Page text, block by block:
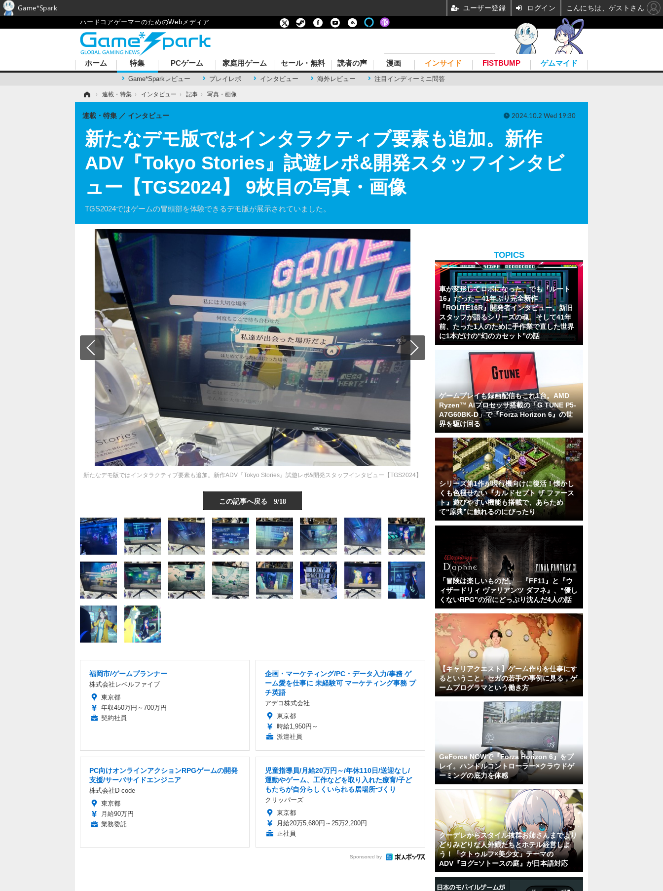
ハードコアゲーマーのためのWebメディア
ホーム 特集
Game*Sparkレビュー プレイレポ インタビュー 海外レビュー 注目インディーミニ問答
PCゲーム 家庭用ゲーム セール・無料 読者の声 漫画 インサイド FISTBUMP ゲムマイド
› 連載・特集 › インタビュー › 記事 › 写真・画像
新たなデモ版ではインタラクティブ要素も追加。新作
ADV『Tokyo Stories』試遊レポ&開発スタッフインタビ
ュー【TGS2024】 9枚目の写真・画像
TGS2024ではゲームの冒頭部を体験できるデモ版が展示されていました。
連載・特集 インタビュー 2024.10.2 Wed 19:30
新たなデモ版ではインタラクティブ要素も追加。新作ADV『Tokyo Stories』試遊レポ&開発スタッフインタビュー【TGS2024】
この記事へ戻る 9/18
福岡市/ゲームプランナー
株式会社レベルファイブ
東京都
年収450万円～700万円
契約社員
企画・マーケティング/PC・データ入力/事務 ゲ
ーム愛を仕事に 未経験可 マーケティング事務 プ
チ英語
アデコ株式会社
東京都
時給1,950円～
派遣社員
PC向けオンラインアクションRPGゲームの開発
支援/サーバサイドエンジニア
株式会社D-code
東京都
月給90万円
業務委託
児童指導員/月給20万円～/年休110日/送迎なし/
運動やゲーム、工作などを取り入れた療育/子ど
もたちが自分らしくいられる居場所づくり
クリッパーズ
東京都
月給20万5,680円～25万2,200円
正社員
Sponsored by
TOPICS
車が変形してロボになった、でも『ルート
16』だった―41年ぶり完全新作
『ROUTE16R』開発者インタビュー。新旧
スタッフが語るシリーズの魂。そして41年
前、たった1人のために手作業で直した世界
に1本だけの“幻のカセット”の話
ゲームプレイも録画配信もこれ1台。AMD
Ryzen™ AIプロセッサ搭載の「G TUNE P5-
A7G60BK-D」で『Forza Horizon 6』の世
界を駆け回る
シリーズ第1作が現行機向けに復活！懐かし
くも色褪せない『カルドセプト ザ ファース
ト』遊びやすい機能も搭載で、あらため
て“原典”に触れるのにぴったり
「冒険は楽しいものだ」 ─『FF11』と『ウ
ィザードリィ ヴァリアンツ ダフネ』、"優し
くないRPG"の沼にどっぷり沈んだ4人の話
【キャリアクエスト】ゲーム作りを仕事にす
るということ。セガの若手の事例に見る，ゲ
ームプログラマという働き方
GeForce NOWで『Forza Horizon 6』をプ
レイ。ハンドルコントローラー×クラウドゲ
ーミングの底力を体感
クーデレからスタイル抜群お姉さんまでより
どりみどりな人外娘たちとホテル経営しよ
う！「クトゥルフ×美少女」テーマの
ADV『ヨグ=ソトースの庭』が日本語対応
Game*Spark ユーザー登録 ログイン こんにちは、ゲストさん